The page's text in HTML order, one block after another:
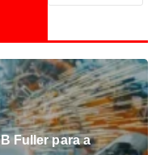
Fuller para a